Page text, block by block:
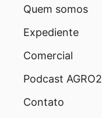
Quem somos
Expediente
Comercial
Podcast AGRO2
Contato